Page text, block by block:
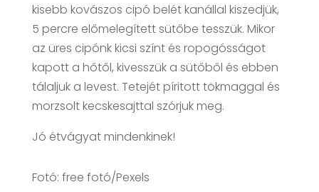
kisebb kovászos cipó belét kanállal kiszedjük,
5 percre előmelegített sütőbe tesszük. Mikor
az üres cipónk kicsi színt és ropogósságot
kapott a hőtől, kivesszük a sütőből és ebben
tálaljuk a levest. Tetejét píritott tökmaggal és
morzsolt kecskesajttal szórjuk meg.
Jó étvágyat mindenkinek!
Fotó: free fotó/Pexels